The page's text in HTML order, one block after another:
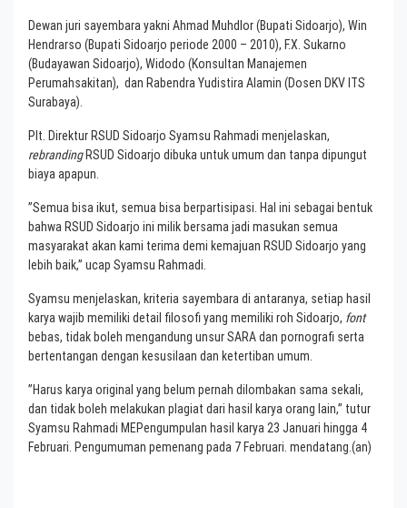
Dewan juri sayembara yakni Ahmad Muhdlor (Bupati Sidoarjo), Win
Hendrarso (Bupati Sidoarjo periode 2000 – 2010), F.X. Sukarno
(Budayawan Sidoarjo), Widodo (Konsultan Manajemen
Perumahsakitan), dan Rabendra Yudistira Alamin (Dosen DKV ITS
Surabaya).
Plt. Direktur RSUD Sidoarjo Syamsu Rahmadi menjelaskan,
rebrandingRSUD Sidoarjo dibuka untuk umum dan tanpa dipungut
biaya apapun.
”Semua bisa ikut, semua bisa berpartisipasi. Hal ini sebagai bentuk
bahwa RSUD Sidoarjo ini milik bersama jadi masukan semua
masyarakat akan kami terima demi kemajuan RSUD Sidoarjo yang
lebih baik,” ucap Syamsu Rahmadi.
Syamsu menjelaskan, kriteria sayembara di antaranya, setiap hasil
karya wajib memiliki detail filosofi yang memiliki roh Sidoarjo, font
bebas, tidak boleh mengandung unsur SARA dan pornografi serta
bertentangan dengan kesusilaan dan ketertiban umum.
”Harus karya original yang belum pernah dilombakan sama sekali,
dan tidak boleh melakukan plagiat dari hasil karya orang lain,” tutur
Syamsu Rahmadi MEPengumpulan hasil karya 23 Januari hingga 4
Februari. Pengumuman pemenang pada 7 Februari. mendatang.(an)